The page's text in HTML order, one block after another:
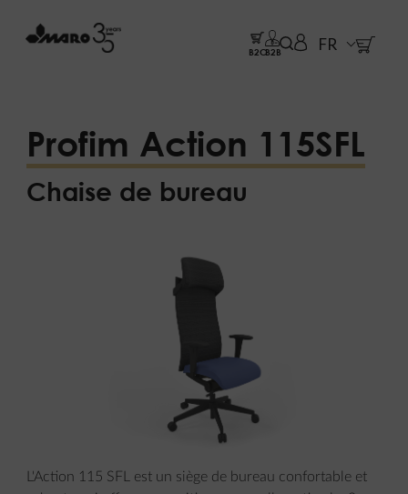
B2CB2B FR
Profim Action 115SFL
Chaise de bureau
L'Action 115 SFL est un siège de bureau confortable et